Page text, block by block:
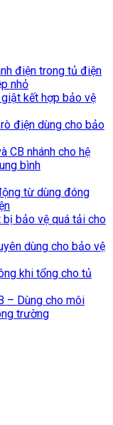
điện trong tủ điện
nhỏ
giật kết hợp bảo vệ
điện dùng cho bảo
CB nhánh cho hệ
bình
từ dùng đóng
bị bảo vệ quá tải cho
dùng cho bảo vệ
khi tổng cho tủ
– Dùng cho môi
trường